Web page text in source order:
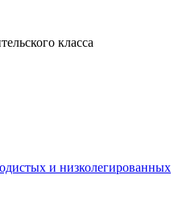
класса
и низколегированных